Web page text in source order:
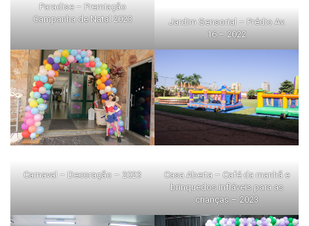
Paradise – Premiação
Campanha de Natal 2023
Jardim Sensorial – Prédio Av.
16 – 2022
Carnaval – Decoração – 2023
Casa Aberta – Café da manhã e
brinquedos infláveis para as
crianças – 2023